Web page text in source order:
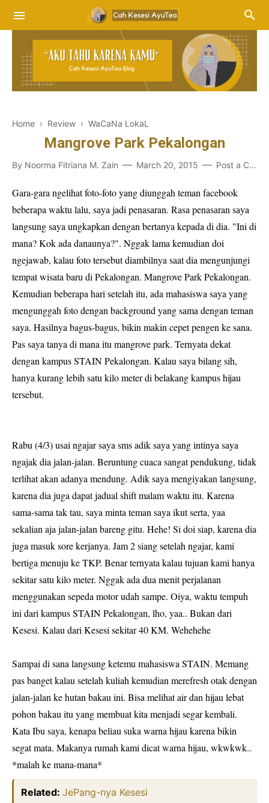
Home › Review › WaCaNa LokaL
Mangrove Park Pekalongan
By Noorma Fitriana M. Zain March 20, 2015 Post a Comment
Gara-gara ngelihat foto-foto yang diunggah teman facebook
beberapa waktu lalu, saya jadi penasaran. Rasa penasaran saya
langsung saya ungkapkan dengan bertanya kepada di dia. "Ini di
mana? Kok ada danaunya?". Nggak lama kemudian doi
ngejawab, kalau foto tersebut diambilnya saat dia mengunjungi
tempat wisata baru di Pekalongan. Mangrove Park Pekalongan.
Kemudian beberapa hari setelah itu, ada mahasiswa saya yang
mengunggah foto dengan background yang sama dengan teman
saya. Hasilnya bagus-bagus, bikin makin cepet pengen ke sana.
Pas saya tanya di mana itu mangrove park. Ternyata dekat
dengan kampus STAIN Pekalongan. Kalau saya bilang sih,
hanya kurang lebih satu kilo meter di belakang kampus hijau
tersebut.
Rabu (4/3) usai ngajar saya sms adik saya yang intinya saya
ngajak dia jalan-jalan. Beruntung cuaca sangat pendukung, tidak
terlihat akan adanya mendung. Adik saya mengiyakan langsung,
karena dia juga dapat jadual shift malam waktu itu. Karena
sama-sama tak tau, saya minta teman saya ikut serta, yaa
sekalian aja jalan-jalan bareng gitu. Hehe! Si doi siap, karena dia
juga masuk sore kerjanya. Jam 2 siang setelah ngajar, kami
bertiga menuju ke TKP. Benar ternyata kalau tujuan kami hanya
sekitar satu kilo meter. Nggak ada dua menit perjalanan
menggunakan sepeda motor udah sampe. Oiya, waktu tempuh
ini dari kampus STAIN Pekalongan, lho, yaa.. Bukan dari
Kesesi. Kalau dari Kesesi sekitar 40 KM. Wehehehe
Sampai di sana langsung ketemu mahasiswa STAIN. Memang
pas banget kalau setelah kuliah kemudian merefresh otak dengan
jalan-jalan ke hutan bakau ini. Bisa melihat air dan hijau lebat
pohon bakau itu yang membuat kita menjadi segar kembali.
Kata Ibu saya, kenapa beliau suka warna hijau karena bikin
segat mata. Makanya rumah kami dicat warna hijau, wkwkwk..
*malah ke mana-mana*
Related: JePang-nya Kesesi